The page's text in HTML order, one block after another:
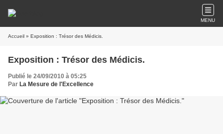
MENU
Accueil » Exposition : Trésor des Médicis.
Exposition : Trésor des Médicis.
Publié le 24/09/2010 à 05:25
Par La Mesure de l'Excellence